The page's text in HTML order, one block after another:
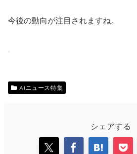
今後の動向が注目されますね。
AIニュース特集
シェアする